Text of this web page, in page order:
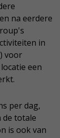
na eerdere
in
voor
een
per dag,
de totale
is ook van